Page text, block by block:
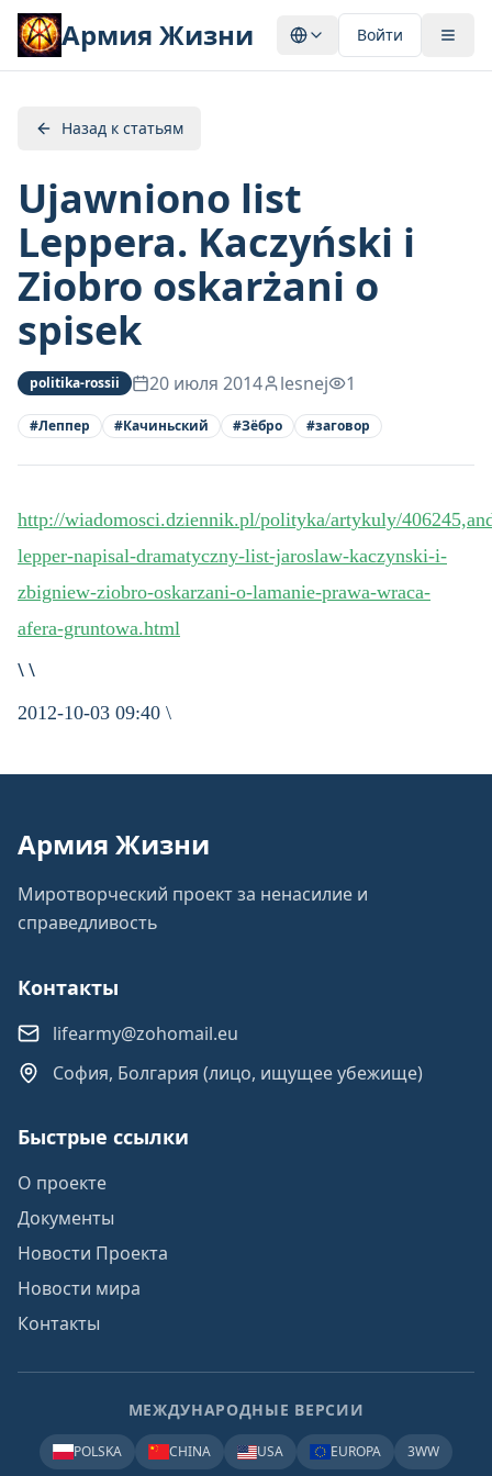
Армия Жизни Войти
Назад к статьям
Ujawniono list
Leppera. Kaczyński i
Ziobro oskarżani o
spisek
politika-rossii 20 июля 2014 lesnej 1
#Леппер #Качиньский #Зёбро #заговор
http://wiadomosci.dziennik.pl/polityka/artykuly/
lepper-napisal-dramatyczny-list-jaroslaw-kaczynski-i-
zbigniew-ziobro-oskarzani-o-lamanie-prawa-wraca-
afera-gruntowa.html
\ \
2012-10-03 09:40 \
Армия Жизни
Миротворческий проект за ненасилие и
справедливость
Контакты
lifearmy@zohomail.eu
София, Болгария (лицо, ищущее убежище)
Быстрые ссылки
О проекте
Документы
Новости Проекта
Новости мира
Контакты
МЕЖДУНАРОДНЫЕ ВЕРСИИ
POLSKA CHINA USA EUROPA 3WW